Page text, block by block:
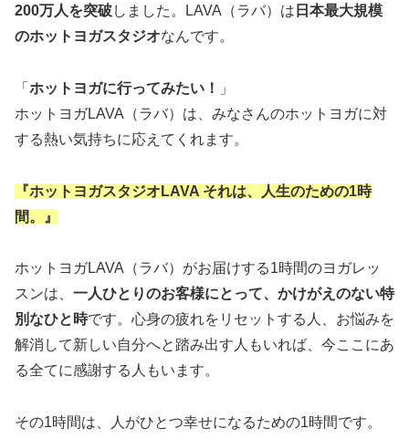
200万人を突破しました。LAVA（ラバ）は 日本最大規模
のホットヨガスタジオなんです。
「 ホットヨガに行ってみたい！
」
ホットヨガLAVA（ラバ）は、みなさんのホットヨガに対
する熱い気持ちに応えてくれます。
『ホットヨガスタジオLAVA それは、人生のための1時
間。』
ホットヨガLAVA（ラバ）がお届けする1時間のヨガレッ
スンは、 一人ひとりのお客様にとって、かけがえのない特
別なひと時です。心身の疲れをリセットする人、お悩みを
解消して新しい自分へと踏み出す人もいれば、今ここにあ
る全てに感謝する人もいます。
その1時間は、人がひとつ幸せになるための1時間です。